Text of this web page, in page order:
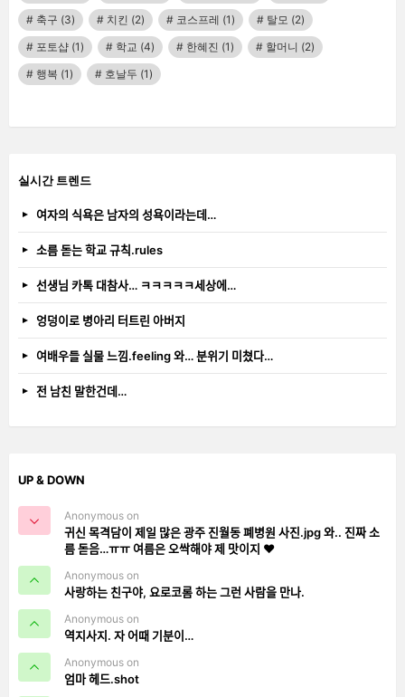
축구 (3) 치킨 (2) 코스프레 (1) 탈모 (2)
포토샵 (1) 학교 (4) 한혜진 (1) 할머니 (2)
행복 (1) 호날두 (1)
실시간 트렌드
여자의 식욕은 남자의 성욕이라는데…
소름 돋는 학교 규칙.rules
선생님 카톡 대참사… ㅋㅋㅋㅋㅋ세상에…
엉덩이로 병아리 터트린 아버지
여배우들 실물 느낌.feeling 와… 분위기 미쳤다…
전 남친 말한건데…
UP & DOWN
Anonymous on
귀신 목격담이 제일 많은 광주 진월동 폐병원 사진.jpg 와.. 진짜 소
름 돋음…ㅠㅠ 여름은 오싹해야 제 맛이지 ❤️
Anonymous on
사랑하는 친구야, 요로코롬 하는 그런 사람을 만나.
Anonymous on
역지사지. 자 어때 기분이…
Anonymous on
엄마 헤드.shot